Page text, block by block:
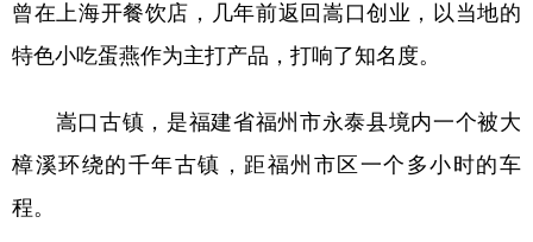
食品 人居 信息化 数字经济
学术中国 乡村振兴 银龄 溯源中国
曾在上海开餐饮店，几年前返回嵩口创业，以当地的
特色小吃蛋燕作为主打产品，打响了知名度。
嵩口古镇，是福建省福州市永泰县境内一个被大
樟溪环绕的千年古镇，距福州市区一个多小时的车
程。